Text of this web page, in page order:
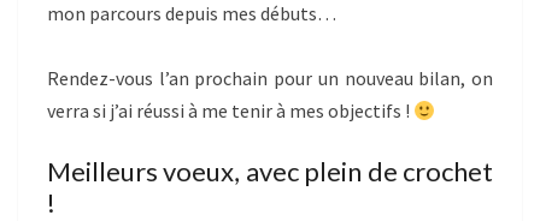
mon parcours depuis mes débuts…
Rendez-vous l’an prochain pour un nouveau bilan, on
verra si j’ai réussi à me tenir à mes objectifs !
Meilleurs voeux, avec plein de crochet
!